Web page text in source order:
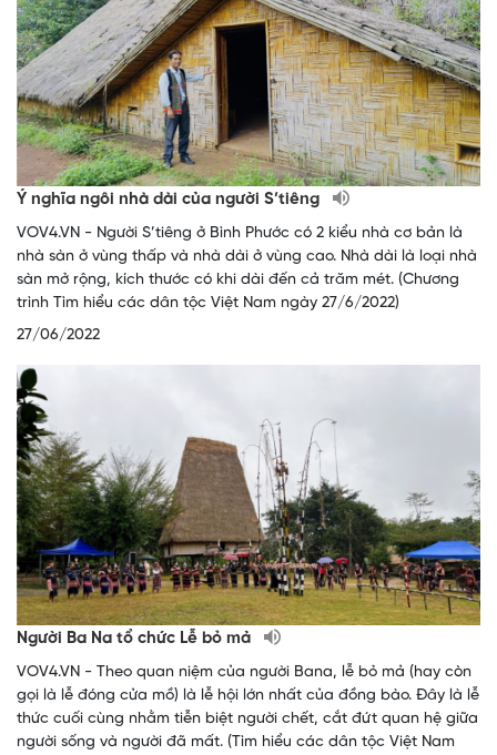
Ý nghĩa ngôi nhà dài của người S’tiêng
VOV4.VN - Người S’tiêng ở Bình Phước có 2 kiểu nhà cơ bản là
nhà sàn ở vùng thấp và nhà dài ở vùng cao. Nhà dài là loại nhà
sàn mở rộng, kích thước có khi dài đến cả trăm mét. (Chương
trình Tìm hiểu các dân tộc Việt Nam ngày 27/6/2022)
27/06/2022
Người Ba Na tổ chức Lễ bỏ mả
VOV4.VN - Theo quan niệm của người Bana, lễ bỏ mả (hay còn
gọi là lễ đóng cửa mồ) là lễ hội lớn nhất của đồng bào. Đây là lễ
thức cuối cùng nhằm tiễn biệt người chết, cắt đứt quan hệ giữa
người sống và người đã mất. (Tìm hiểu các dân tộc Việt Nam